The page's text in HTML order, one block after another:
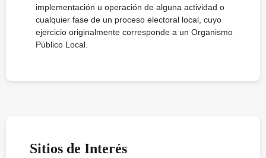
implementación u operación de alguna actividad o
cualquier fase de un proceso electoral local, cuyo
ejercicio originalmente corresponde a un Organismo
Público Local.
Sitios de Interés